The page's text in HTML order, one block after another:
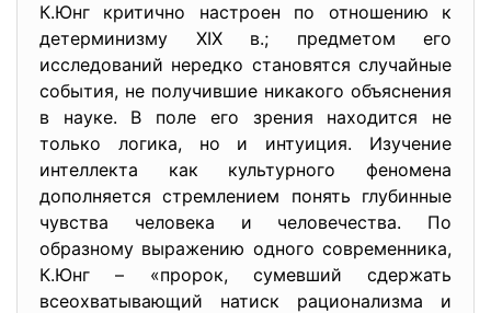
К.Юнг критично настроен по отношению к
детерминизму XIX в.; предметом его
исследований нередко становятся случайные
события, не получившие никакого объяснения
в науке. В поле его зрения находится не
только логика, но и интуиция. Изучение
интеллекта как культурного феномена
дополняется стремлением понять глубинные
чувства человека и человечества. По
образному выражению одного современника,
К.Юнг – «пророк, сумевший сдержать
всеохватывающий натиск рационализма и